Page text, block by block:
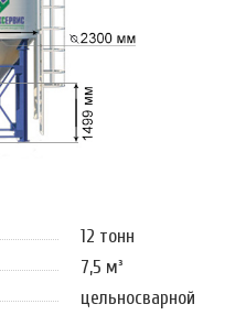
12 тонн
7,5 м³
цельносварной